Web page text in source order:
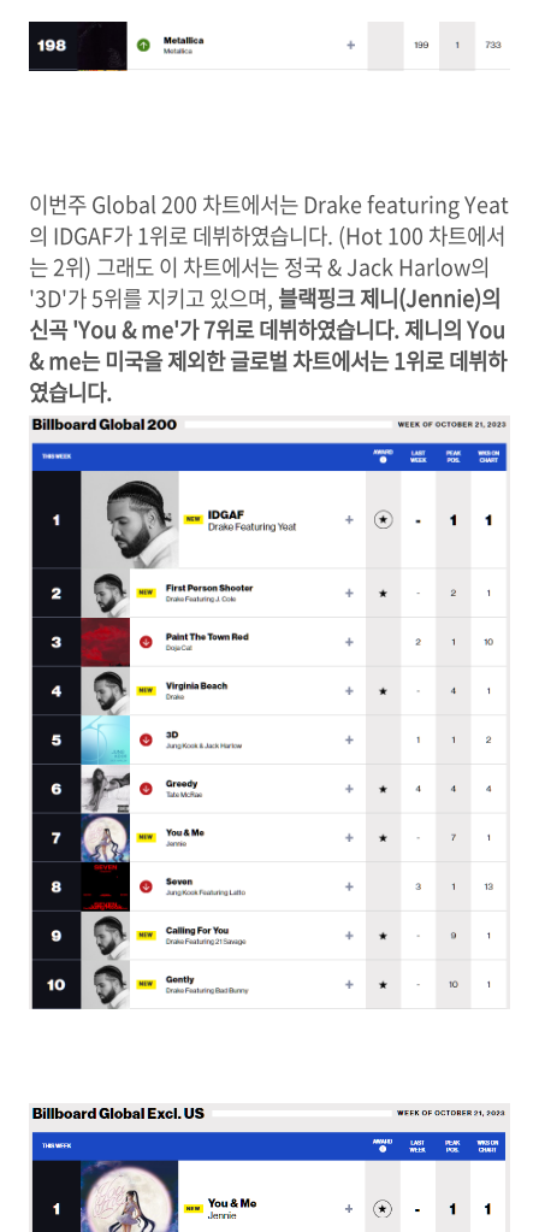
이번주 Global 200 차트에서는 Drake featuring Yeat
의 IDGAF가 1위로 데뷔하였습니다. (Hot 100 차트에서
는 2위) 그래도 이 차트에서는 정국 & Jack Harlow의
'3D'가 5위를 지키고 있으며, 블랙핑크 제니(Jennie)의
신곡 'You & me'가 7위로 데뷔하였습니다. 제니의 You
& me는 미국을 제외한 글로벌 차트에서는 1위로 데뷔하
였습니다.